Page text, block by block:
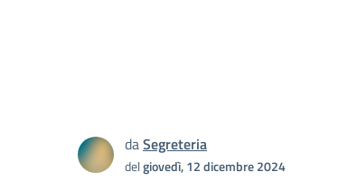
daSegreteria
delgiovedì, 12 dicembre 2024